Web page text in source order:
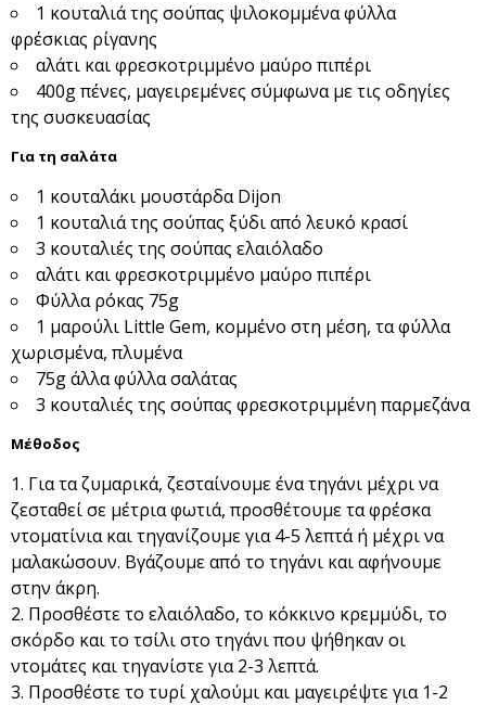
1 κουταλιά της σούπας ψιλοκομμένα φύλλα
φρέσκιας ρίγανης
αλάτι και φρεσκοτριμμένο μαύρο πιπέρι
400g πένες, μαγειρεμένες σύμφωνα με τις οδηγίες
της συσκευασίας
Για τη σαλάτα
1 κουταλάκι μουστάρδα Dijon
1 κουταλιά της σούπας ξύδι από λευκό κρασί
3 κουταλιές της σούπας ελαιόλαδο
αλάτι και φρεσκοτριμμένο μαύρο πιπέρι
Φύλλα ρόκας 75g
1 μαρούλι Little Gem, κομμένο στη μέση, τα φύλλα
χωρισμένα, πλυμένα
75g άλλα φύλλα σαλάτας
3 κουταλιές της σούπας φρεσκοτριμμένη παρμεζάνα
Μέθοδος
Για τα ζυμαρικά, ζεσταίνουμε ένα τηγάνι μέχρι να
ζεσταθεί σε μέτρια φωτιά, προσθέτουμε τα φρέσκα
ντοματίνια και τηγανίζουμε για 4-5 λεπτά ή μέχρι να
μαλακώσουν. Βγάζουμε από το τηγάνι και αφήνουμε
στην άκρη.
Προσθέστε το ελαιόλαδο, το κόκκινο κρεμμύδι, το
σκόρδο και το τσίλι στο τηγάνι που ψήθηκαν οι
ντομάτες και τηγανίστε για 2-3 λεπτά.
Προσθέστε το τυρί χαλούμι και μαγειρέψτε για 1-2